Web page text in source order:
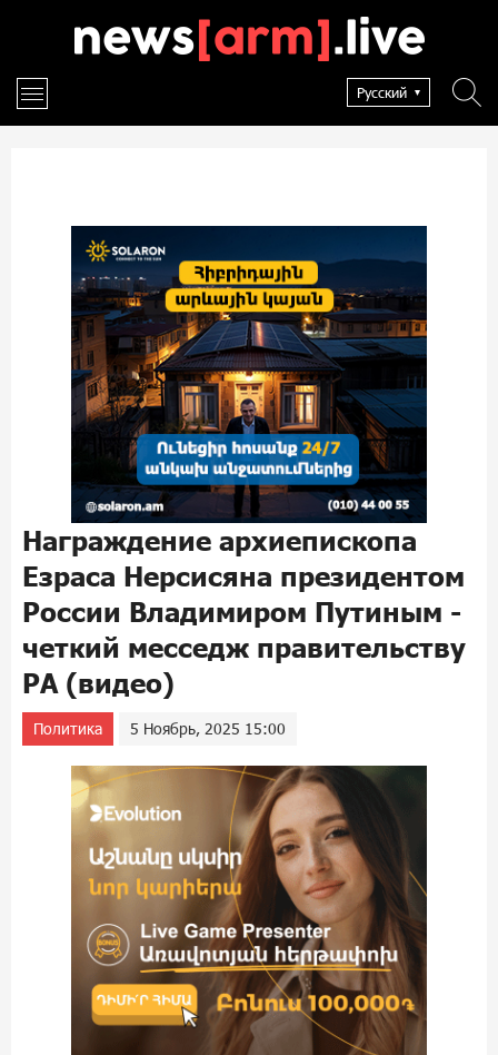
Русский
Награждение архиепископа
Езраса Нерсисяна президентом
России Владимиром Путиным -
четкий месседж правительству
РА (видео)
Политика 5 Ноябрь, 2025 15:00